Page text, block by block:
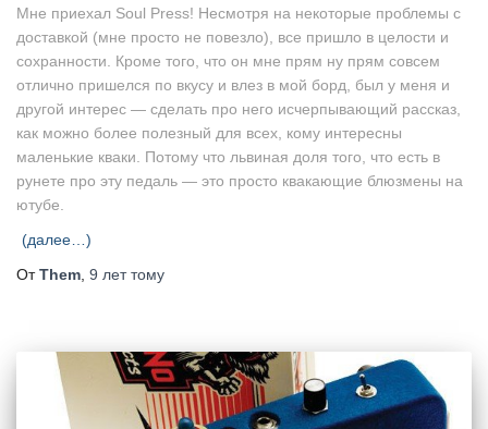
Мне приехал Soul Press! Несмотря на некоторые проблемы с
доставкой (мне просто не повезло), все пришло в целости и
сохранности. Кроме того, что он мне прям ну прям совсем
отлично пришелся по вкусу и влез в мой борд, был у меня и
другой интерес — сделать про него исчерпывающий рассказ,
как можно более полезный для всех, кому интересны
маленькие кваки. Потому что львиная доля того, что есть в
рунете про эту педаль — это просто квакающие блюзмены на
ютубе.
(далее…)
ОтThem 9 леттому